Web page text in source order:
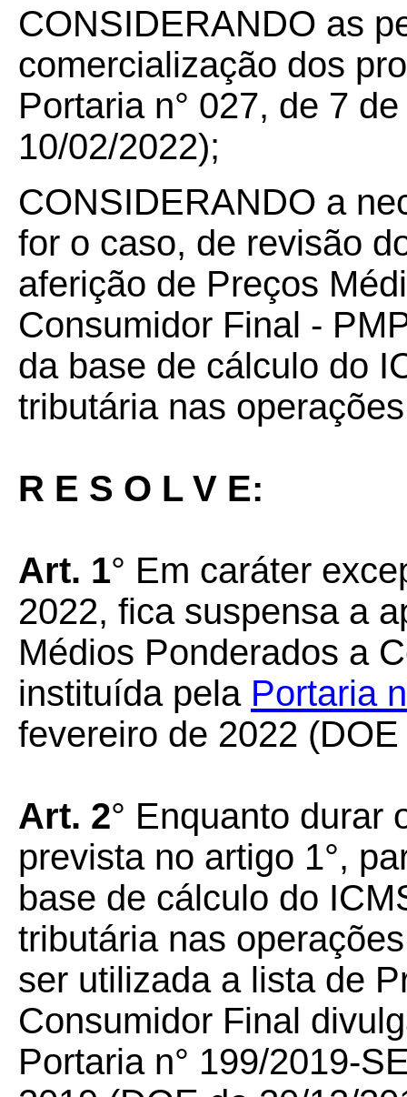
CONSIDERANDO as
comercialização dos
Portaria n° 027, de 7
10/02/2022);
CONSIDERANDO a
for o caso, de revisão
aferição de Preços
Consumidor Final -
da base de cálculo do
tributária nas
R E S O L V E:
Art. 1° Em caráter
2022, fica suspensa a
Médios Ponderados a
instituída pela Portaria
fevereiro de 2022
Art. 2° Enquanto durar
prevista no artigo 1°,
base de cálculo do
tributária nas
ser utilizada a lista de
Consumidor Final
Portaria n° 199/2019-